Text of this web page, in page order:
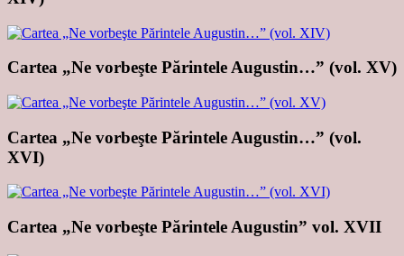
Cartea „Ne vorbeşte Părintele Augustin…” (vol. XV)
Cartea „Ne vorbeşte Părintele Augustin…” (vol.
XVI)
Cartea „Ne vorbeşte Părintele Augustin” vol. XVII